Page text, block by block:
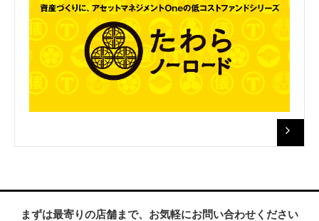
まずは最寄りの店舗まで、お気軽にお問い合わせください